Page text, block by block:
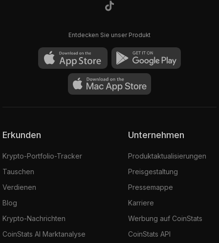
Entdecken Sie unser Produkt
Erkunden
Krypto-Portfolio-Tracker
Tauschen
Verdienen
Blog
Krypto-Nachrichten
CoinStats AI Marktanalyse
Unternehmen
Produktaktualisierungen
Preisgestaltung
Pressemappe
Karriere
Werbung auf CoinStats
CoinStats API